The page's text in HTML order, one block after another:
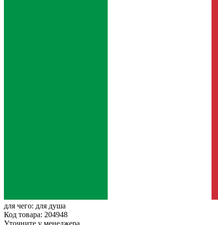
для чего: для душа
Код товара: 204948